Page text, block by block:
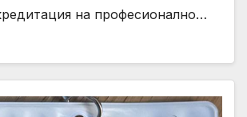
на професионално…